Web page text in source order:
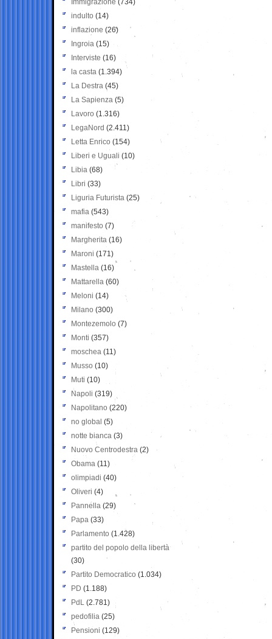
Immigrazione (734)
indulto (14)
inflazione (26)
Ingroia (15)
Interviste (16)
la casta (1.394)
La Destra (45)
La Sapienza (5)
Lavoro (1.316)
LegaNord (2.411)
Letta Enrico (154)
Liberi e Uguali (10)
Libia (68)
Libri (33)
Liguria Futurista (25)
mafia (543)
manifesto (7)
Margherita (16)
Maroni (171)
Mastella (16)
Mattarella (60)
Meloni (14)
Milano (300)
Montezemolo (7)
Monti (357)
moschea (11)
Musso (10)
Muti (10)
Napoli (319)
Napolitano (220)
no global (5)
notte bianca (3)
Nuovo Centrodestra (2)
Obama (11)
olimpiadi (40)
Oliveri (4)
Pannella (29)
Papa (33)
Parlamento (1.428)
partito del popolo della libertà
(30)
Partito Democratico (1.034)
PD (1.188)
PdL (2.781)
pedofilia (25)
Pensioni (129)